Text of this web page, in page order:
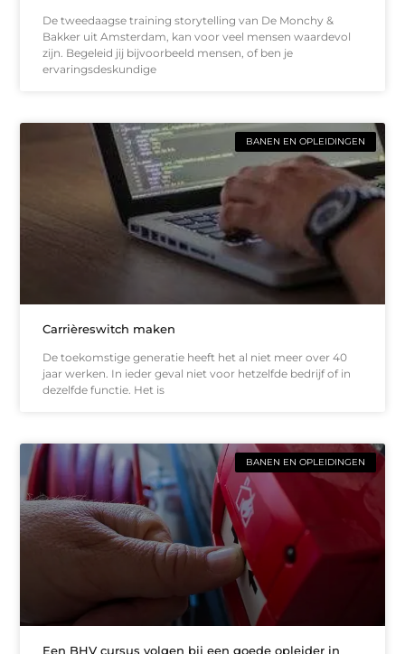
De tweedaagse training storytelling van De Monchy &
Bakker uit Amsterdam, kan voor veel mensen waardevol
zijn. Begeleid jij bijvoorbeeld mensen, of ben je
ervaringsdeskundige
BANEN EN OPLEIDINGEN
Carrièreswitch maken
De toekomstige generatie heeft het al niet meer over 40
jaar werken. In ieder geval niet voor hetzelfde bedrijf of in
dezelfde functie. Het is
BANEN EN OPLEIDINGEN
Een BHV cursus volgen bij een goede opleider in